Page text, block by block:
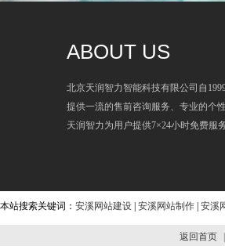
ABOUT US
北京天润智力智能科技有限公司自
提供一流的售前咨询服务、专业的个
天润智力为用户提供7×24小时免费服
本站搜索关键词： 安溪网站建设 安溪网站制作 安溪
返回首页